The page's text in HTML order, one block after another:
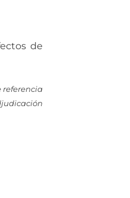
de
referencia